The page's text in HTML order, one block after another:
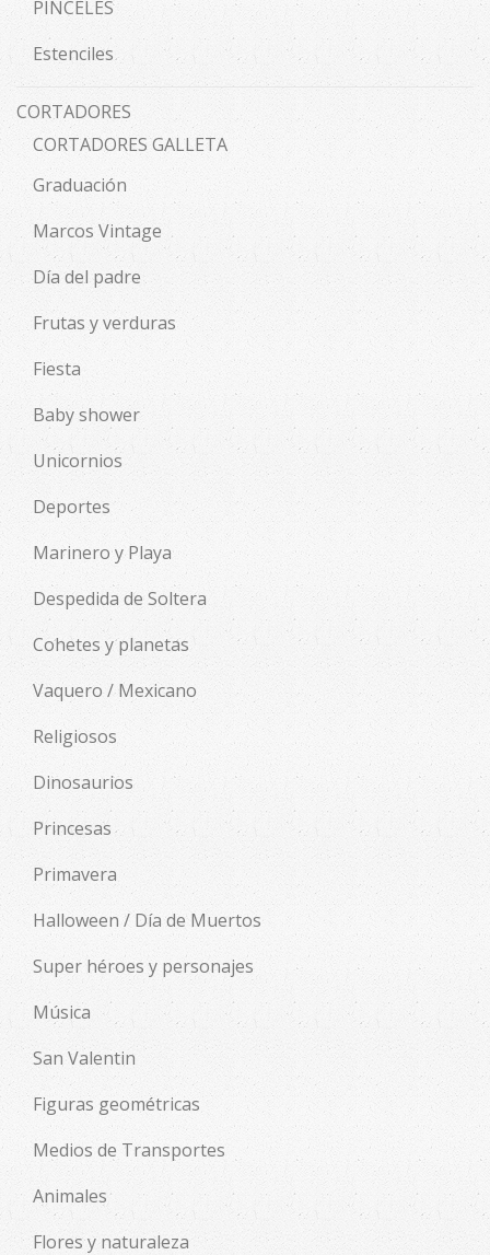
PINCELES
Estenciles
CORTADORES
CORTADORES GALLETA
Graduación
Marcos Vintage
Día del padre
Frutas y verduras
Fiesta
Baby shower
Unicornios
Deportes
Marinero y Playa
Despedida de Soltera
Cohetes y planetas
Vaquero / Mexicano
Religiosos
Dinosaurios
Princesas
Primavera
Halloween / Día de Muertos
Super héroes y personajes
Música
San Valentin
Figuras geométricas
Medios de Transportes
Animales
Flores y naturaleza